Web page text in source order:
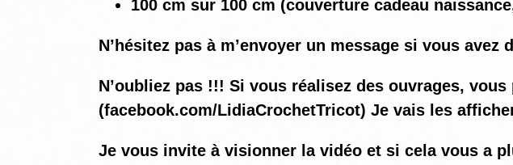
100 cm sur 100 cm (couverture cadeau
N’hésitez pas à m’envoyer un message si vous avez
N’oubliez pas !!! Si vous réalisez des ouvrages,
(facebook.com/LidiaCrochetTricot) Je vais les
Je vous invite à visionner la vidéo et si cela vous a